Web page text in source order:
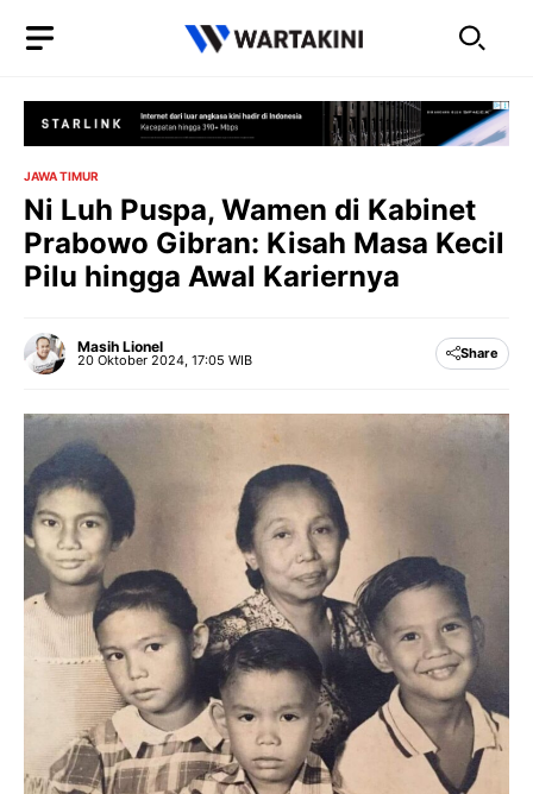
JAWA TIMUR
Ni Luh Puspa, Wamen di Kabinet
Prabowo Gibran: Kisah Masa Kecil
Pilu hingga Awal Kariernya
Masih Lionel
20 Oktober 2024, 17:05 WIB Share